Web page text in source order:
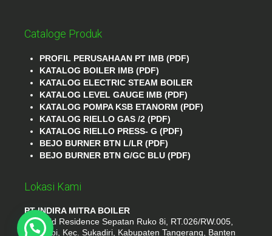
Cataloge Produk
PROFIL PERUSAHAAN PT IMB (PDF)
KATALOG BOILER IMB (PDF)
KATALOG ELECTRIC STEAM BOILER
KATALOG LEVEL GAUGE IMB (PDF)
KATALOG POMPA KSB ETANORM (PDF)
KATALOG RIELLO GAS /2 (PDF)
KATALOG RIELLO PRESS- G (PDF)
BEJO BURNER BTN L/LR (PDF)
BEJO BURNER BTN G/GC BLU (PDF)
Lokasi Kami
PT INDIRA MITRA BOILER
Emerald Residence Sepatan Ruko 8i, RT.026/RW.005,
Kosambi, Kec. Sukadiri, Kabupaten Tangerang, Banten